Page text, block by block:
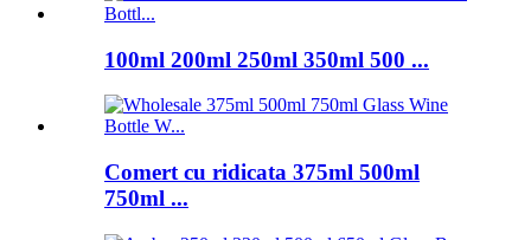
100ml 200ml 250ml 350ml 500 ...
Comert cu ridicata 375ml 500ml
750ml ...